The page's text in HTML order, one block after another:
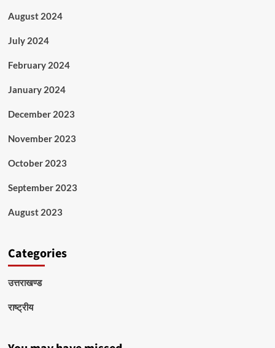
August 2024
July 2024
February 2024
January 2024
December 2023
November 2023
October 2023
September 2023
August 2023
Categories
उत्तराखण्ड
राष्ट्रीय